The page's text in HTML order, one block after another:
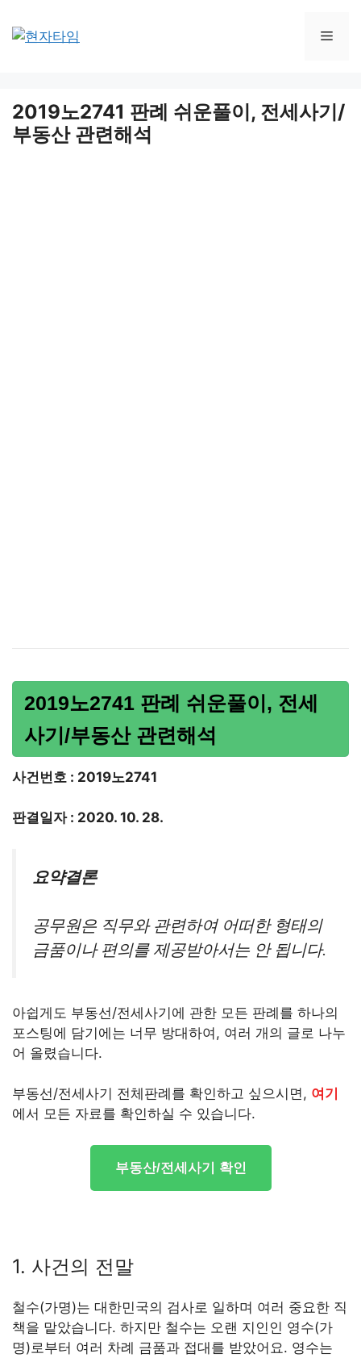
2019노2741 판례 쉬운풀이, 전세사기/
부동산 관련해석
2019노2741 판례 쉬운풀이, 전세
사기/부동산 관련해석
사건번호 : 2019노2741
판결일자 : 2020. 10. 28.
요약결론
공무원은 직무와 관련하여 어떠한 형태의
금품이나 편의를 제공받아서는 안 됩니다.
아쉽게도 부동선/전세사기에 관한 모든 판례를 하나의
포스팅에 담기에는 너무 방대하여, 여러 개의 글로 나누
어 올렸습니다.
부동선/전세사기 전체판례를 확인하고 싶으시면, 여기
에서 모든 자료를 확인하실 수 있습니다.
부동산/전세사기 확인
1. 사건의 전말
철수(가명)는 대한민국의 검사로 일하며 여러 중요한 직
책을 맡았습니다. 하지만 철수는 오랜 지인인 영수(가
명)로부터 여러 차례 금품과 접대를 받았어요. 영수는